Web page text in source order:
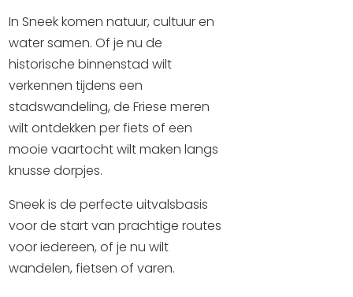
En meer
Arrangementen
Jouw Sneek
De Friese meren
Other languages
UITagenda
Routes
In Sneek komen natuur, cultuur en
water samen. Of je nu de
historische binnenstad wilt
verkennen tijdens een
stadswandeling, de Friese meren
wilt ontdekken per fiets of een
mooie vaartocht wilt maken langs
knusse dorpjes.
Sneek is de perfecte uitvalsbasis
voor de start van prachtige routes
voor iedereen, of je nu wilt
wandelen, fietsen of varen.